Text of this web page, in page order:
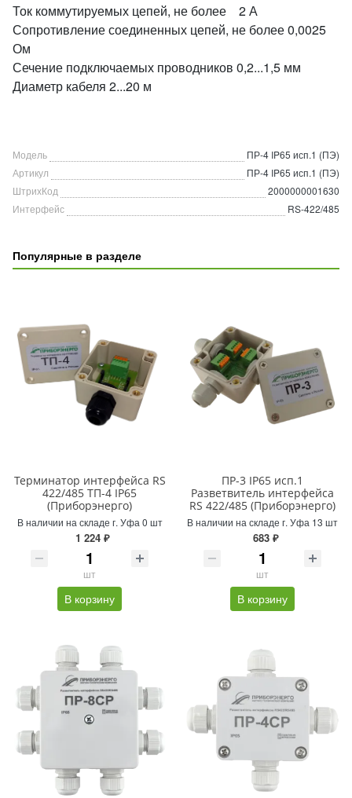
Ток коммутируемых цепей, не более 2 А
Сопротивление соединенных цепей, не более 0,0025
Ом
Сечение подключаемых проводников 0,2...1,5 мм
Диаметр кабеля 2...20 м
Модель
ПР-4 IP65 исп.1 (ПЭ)
Артикул
ПР-4 IP65 исп.1 (ПЭ)
ШтрихКод
2000000001630
Интерфейс
RS-422/485
Популярные в разделе
Терминатор интерфейса RS
422/485 ТП-4 IP65
(Приборэнерго)
В наличии на складе г. Уфа 0 шт
1 224 ₽
шт
В корзину
ПР-3 IP65 исп.1
Разветвитель интерфейса
RS 422/485 (Приборэнерго)
В наличии на складе г. Уфа 13 шт
683 ₽
шт
В корзину